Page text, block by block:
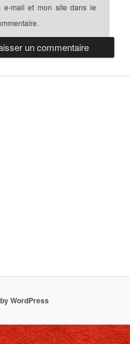
e-mail et mon site dans le
WordPress